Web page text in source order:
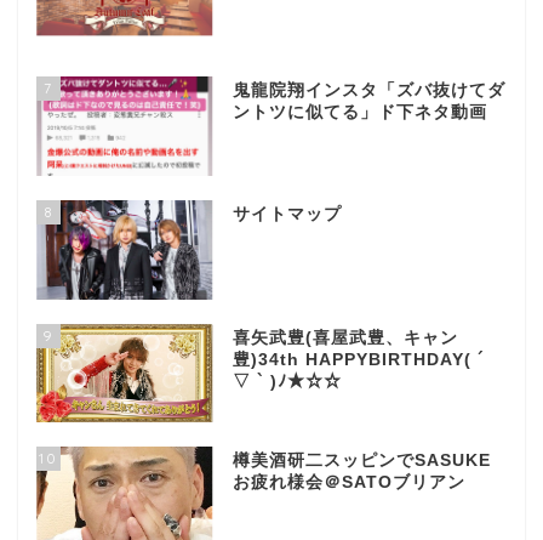
7
鬼龍院翔インスタ「ズバ抜けてダ
ントツに似てる」ド下ネタ動画
8 サイトマップ
9
喜矢武豊(喜屋武豊、キャン
豊)34th HAPPYBIRTHDAY( ´
▽ ` )ﾉ★☆☆
10
樽美酒研二スッピンでSASUKE
お疲れ様会＠SATOブリアン